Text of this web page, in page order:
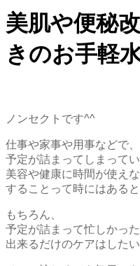
美肌や便秘
きのお手軽
ノンセクトです^^
仕事や家事や用事などで、
予定が詰まってしまってい
美容や健康に時間が使えな
することって時にはあると
もちろん、
予定が詰まって忙しかった
出来るだけのケアはした